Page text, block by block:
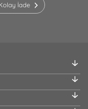
İade